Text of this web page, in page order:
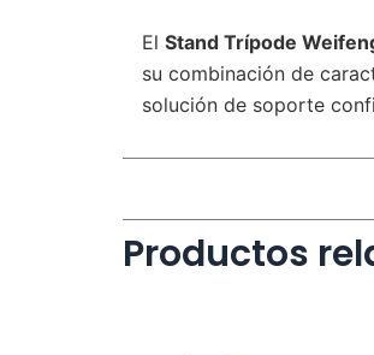
El Stand Trípode
su combinación de
solución de soporte
Productos